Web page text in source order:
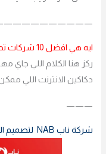
ايه هي افضل 10 شركات تصميم مواقع في مصر؟
ركز هنا الكلام اللي
دكاكين الانترنت اللي
———
شركة ناب NAB لتصميم المواقع الالكترونية: